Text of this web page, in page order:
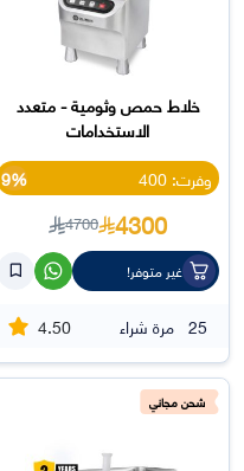
خلاط حمص وثومية - متعدد
الاستخدامات
وفرت: 400
9%
4300
4700
غير متوفر!
25 مرة شراء 4.50
شحن مجاني